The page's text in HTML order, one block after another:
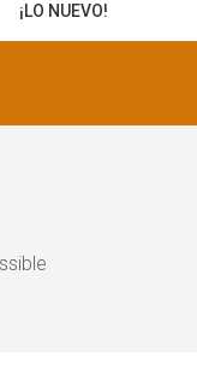
¡LO NUEVO!